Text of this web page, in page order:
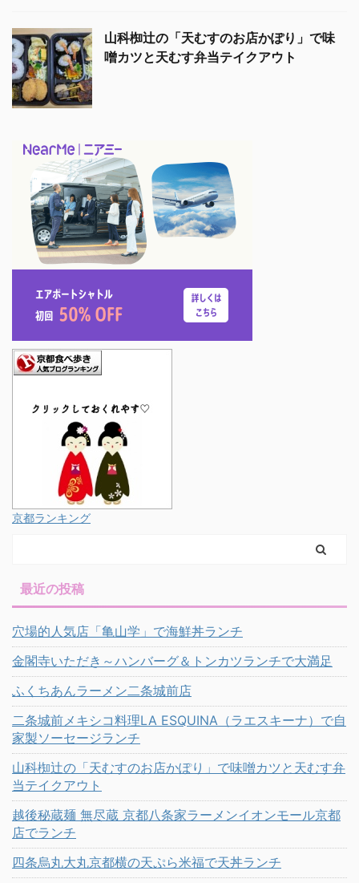
山科椥辻の「天むすのお店かぽり」で味
噌カツと天むす弁当テイクアウト
京都ランキング
最近の投稿
穴場的人気店「亀山学」で海鮮丼ランチ
金閣寺いただき～ハンバーグ＆トンカツランチで大満足
ふくちあんラーメン二条城前店
二条城前メキシコ料理LA ESQUINA（ラエスキーナ）で自
家製ソーセージランチ
山科椥辻の「天むすのお店かぽり」で味噌カツと天むす弁
当テイクアウト
越後秘蔵麺 無尽蔵 京都八条家ラーメンイオンモール京都
店でランチ
四条烏丸大丸京都横の天ぷら米福で天丼ランチ